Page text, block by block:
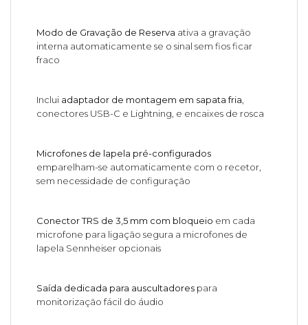
Modo de Gravação de Reserva ativa a gravação
interna automaticamente se o sinal sem fios ficar
fraco
Inclui adaptador de montagem em sapata fria,
conectores USB-C e Lightning, e encaixes de rosca
Microfones de lapela pré-configurados
emparelham-se automaticamente com o recetor,
sem necessidade de configuração
Conector TRS de 3,5 mm com bloqueio em cada
microfone para ligação segura a microfones de
lapela Sennheiser opcionais
Saída dedicada para auscultadores para
monitorização fácil do áudio